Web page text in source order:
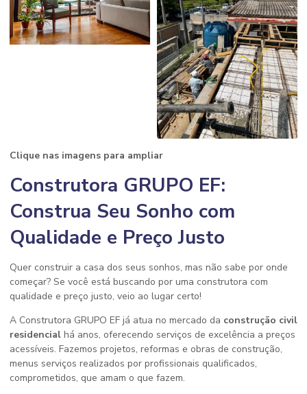
Clique nas imagens para ampliar
Construtora GRUPO EF:
Construa Seu Sonho com
Qualidade e Preço Justo
Quer construir a casa dos seus sonhos, mas não sabe por onde
começar? Se você está buscando por uma construtora com
qualidade e preço justo, veio ao lugar certo!
A Construtora GRUPO EF já atua no mercado da construção civil
residencial há anos, oferecendo serviços de excelência a preços
acessíveis. Fazemos projetos, reformas e obras de construção,
menus serviços realizados por profissionais qualificados,
comprometidos, que amam o que fazem.